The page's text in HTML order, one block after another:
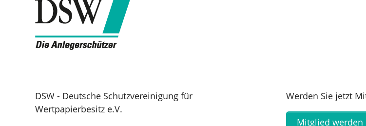
DSW - Deutsche Schutzvereinigung für
Wertpapierbesitz e.V.
Werden Sie jetzt
Mitglied werden